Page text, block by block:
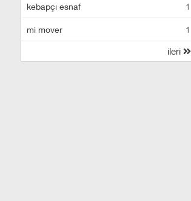
kebapçı esnaf 1
mi mover 1
ileri